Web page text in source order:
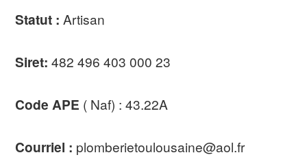
Statut : Artisan
Siret: 482 496 403 000 23
Code APE ( Naf) : 43.22A
Courriel : plomberietoulousaine@aol.fr